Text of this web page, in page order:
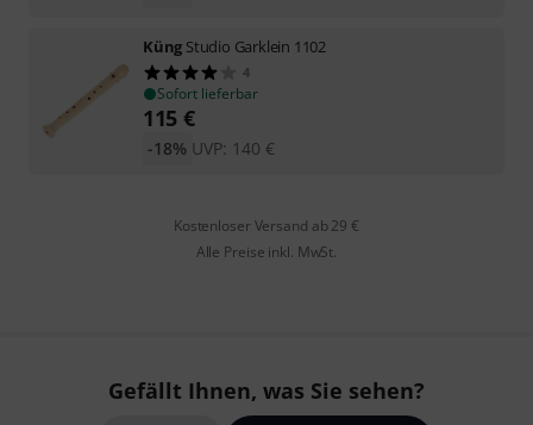
Küng Studio Garklein 1102
4
Sofort lieferbar
115 €
UVP: 140 €
-18%
Kostenloser Versand ab 29 €
Alle Preise inkl. MwSt.
Gefällt Ihnen, was Sie sehen?